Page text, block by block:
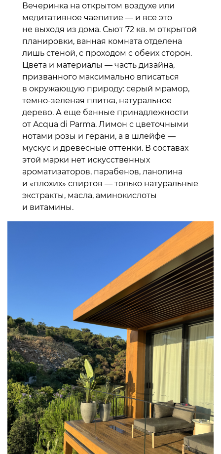
Вечеринка на открытом воздухе или
медитативное чаепитие — и все это
не выходя из дома. Сьют 72 кв. м открытой
планировки, ванная комната отделена
лишь стеной, с проходом с обеих сторон.
Цвета и материалы — часть дизайна,
призванного максимально вписаться
в окружающую природу: серый мрамор,
темно-зеленая плитка, натуральное
дерево. А еще банные принадлежности
от Acqua di Parma. Лимон с цветочными
нотами розы и герани, а в шлейфе —
мускус и древесные оттенки. В составах
этой марки нет искусственных
ароматизаторов, парабенов, ланолина
и «плохих» спиртов — только натуральные
экстракты, масла, аминокислоты
и витамины.